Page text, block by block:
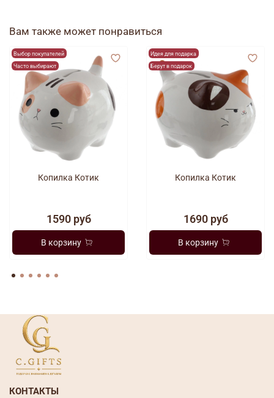
Вам также может понравиться
Выбор покупателей
Часто выбирают
Копилка Котик
1590 руб
В корзину
Идея для подарка
Берут в подарок
Копилка Котик
1690 руб
В корзину
КОНТАКТЫ